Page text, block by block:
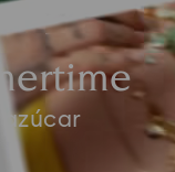
azúcar